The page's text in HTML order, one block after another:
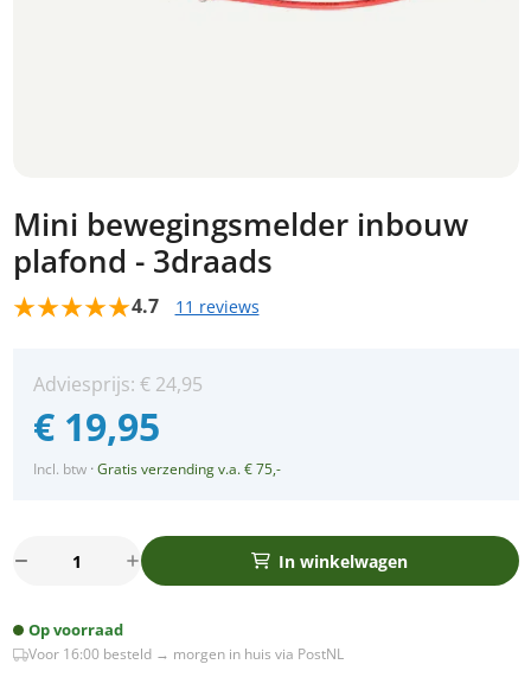
Mini bewegingsmelder inbouw
plafond - 3draads
4.7 11 reviews
Adviesprijs: € 24,95
€ 19,95
Incl. btw ·Gratis verzending v.a. € 75,-
bewegingsmelder
plafond
-
In winkelwagen
Op voorraad
Voor 16:00 besteld → morgen in huis via PostNL